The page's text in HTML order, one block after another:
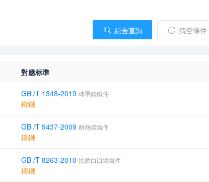
組合查詢 清空條件
對應标準
GB /T 1348-2019 球墨鑄鐵件
鑄鐵
GB /T 9437-2009 耐熱鑄鐵件
鑄鐵
GB /T 8263-2010 抗磨白口鑄鐵件
鑄鐵